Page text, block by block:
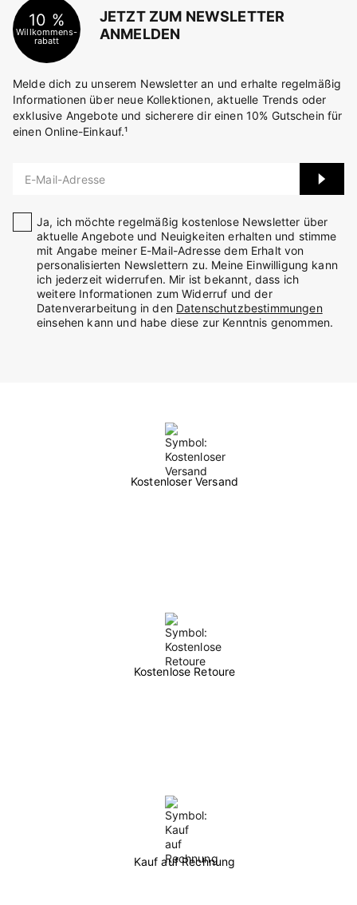
10 %
Willkommens-
rabatt
JETZT ZUM NEWSLETTER
ANMELDEN
Melde dich zu unserem Newsletter an und erhalte regelmäßig
Informationen über neue Kollektionen, aktuelle Trends oder
exklusive Angebote und sicherere dir einen 10% Gutschein für
einen Online-Einkauf.¹
E-Mail-Adresse
Ja, ich möchte regelmäßig kostenlose Newsletter über
aktuelle Angebote und Neuigkeiten erhalten und stimme
mit Angabe meiner E-Mail-Adresse dem Erhalt von
personalisierten Newslettern zu. Meine Einwilligung kann
ich jederzeit widerrufen. Mir ist bekannt, dass ich
weitere Informationen zum Widerruf und der
Datenverarbeitung in den Datenschutzbestimmungen
einsehen kann und habe diese zur Kenntnis genommen.
Kostenloser Versand
Kostenlose Retoure
Kauf auf Rechnung